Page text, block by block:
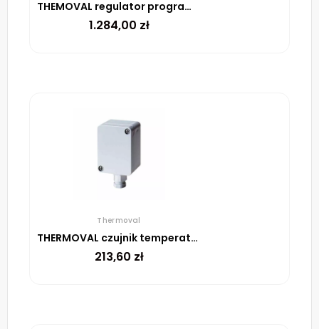
THEMOVAL regulator programowalny TR1773
1.284,00 zł
Thermoval
THERMOVAL czujnik temperatury do UTR, powietrzny, w puszce
213,60 zł